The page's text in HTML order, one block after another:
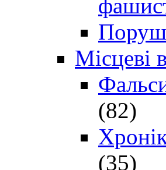
Місцеві
(82)
(35)